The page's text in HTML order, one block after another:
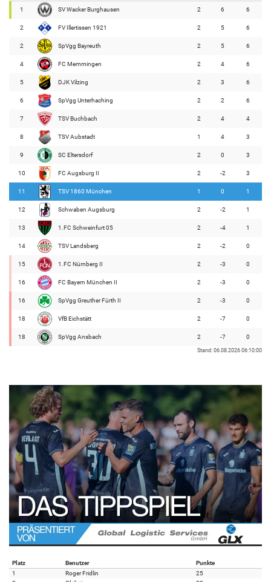
1 SV Wacker Burghausen 2 6 6
2 FV Illertissen 1921 2 5 6
2 SpVgg Bayreuth 2 5 6
4 FC Memmingen 2 4 6
5 DJK Vilzing 2 3 6
6 SpVgg Unterhaching 2 2 6
7 TSV Buchbach 2 4 4
8 TSV Aubstadt 1 4 3
9 SC Eltersdorf 2 0 3
10 FC Augsburg II 2 -2 3
11 TSV 1860 München 1 0 1
12 Schwaben Augsburg 2 -2 1
13 1.FC Schweinfurt 05 2 -4 1
14 TSV Landsberg 2 -2 0
15 1.FC Nürnberg II 2 -3 0
16 FC Bayern München II 2 -3 0
16 SpVgg Greuther Fürth II 2 -3 0
18 VfB Eichstätt 2 -7 0
18 SpVgg Ansbach 2 -7 0
Stand: 06.08.2026 06:10:00
Platz Benutzer
Punkte
1
Roger Fridlin
25